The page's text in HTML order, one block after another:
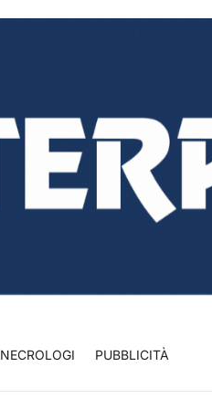
NECROLOGI PUBBLICITÀ